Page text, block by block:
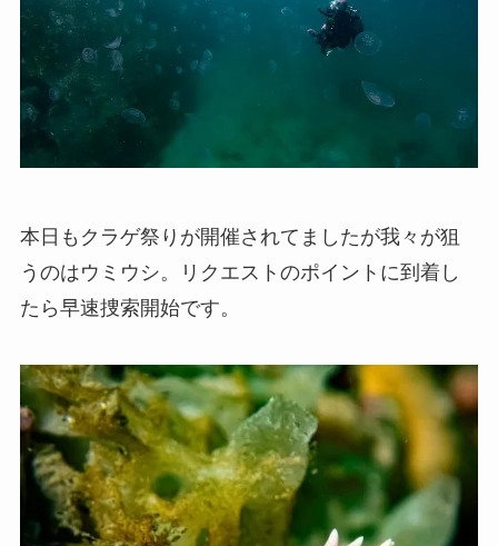
本日もクラゲ祭りが開催されてましたが我々が狙
うのはウミウシ。リクエストのポイントに到着し
たら早速捜索開始です。